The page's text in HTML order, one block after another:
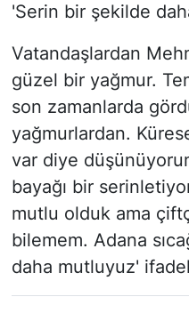
'Serin bir şekilde
Vatandaşlardan
güzel bir yağmur.
son zamanlarda
yağmurlardan.
var diye
bayağı bir
mutlu olduk ama
bilemem. Adana
daha mutluyuz'